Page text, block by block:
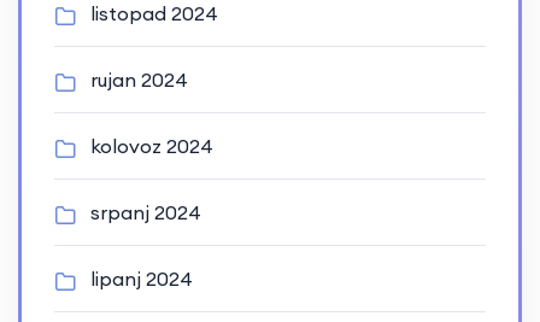
listopad 2024
rujan 2024
kolovoz 2024
srpanj 2024
lipanj 2024